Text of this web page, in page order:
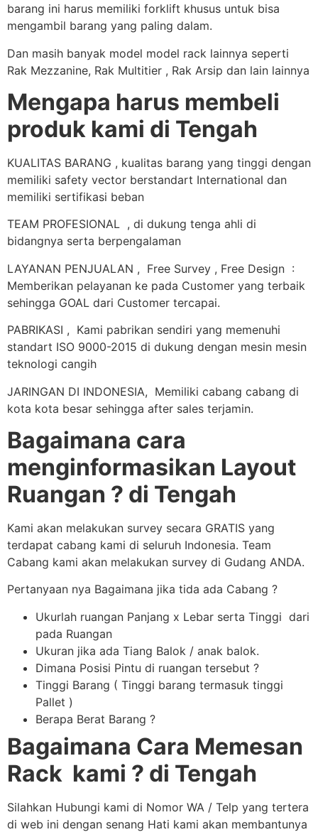
barang ini harus memiliki forklift khusus untuk bisa
mengambil barang yang paling dalam.
Dan masih banyak model model rack lainnya seperti
Rak Mezzanine, Rak Multitier , Rak Arsip dan lain lainnya
Mengapa harus membeli
produk kami di Tengah
KUALITAS BARANG , kualitas barang yang tinggi dengan
memiliki safety vector berstandart International dan
memiliki sertifikasi beban
TEAM PROFESIONAL , di dukung tenga ahli di
bidangnya serta berpengalaman
LAYANAN PENJUALAN , Free Survey , Free Design :
Memberikan pelayanan ke pada Customer yang terbaik
sehingga GOAL dari Customer tercapai.
PABRIKASI , Kami pabrikan sendiri yang memenuhi
standart ISO 9000-2015 di dukung dengan mesin mesin
teknologi cangih
JARINGAN DI INDONESIA, Memiliki cabang cabang di
kota kota besar sehingga after sales terjamin.
Bagaimana cara
menginformasikan Layout
Ruangan ? di Tengah
Kami akan melakukan survey secara GRATIS yang
terdapat cabang kami di seluruh Indonesia. Team
Cabang kami akan melakukan survey di Gudang ANDA.
Pertanyaan nya Bagaimana jika tida ada Cabang ?
Ukurlah ruangan Panjang x Lebar serta Tinggi dari
pada Ruangan
Ukuran jika ada Tiang Balok / anak balok.
Dimana Posisi Pintu di ruangan tersebut ?
Tinggi Barang ( Tinggi barang termasuk tinggi
Pallet )
Berapa Berat Barang ?
Bagaimana Cara Memesan
Rack kami ? di Tengah
Silahkan Hubungi kami di Nomor WA / Telp yang tertera
di web ini dengan senang Hati kami akan membantunya